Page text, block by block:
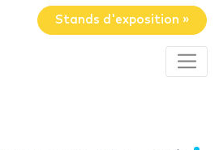
Stands d'exposition »